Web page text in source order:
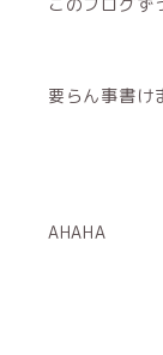
要らん事書け
AHAHA